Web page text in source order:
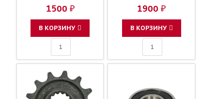
1500 ₽
В КОРЗИНУ
1900 ₽
В КОРЗИНУ